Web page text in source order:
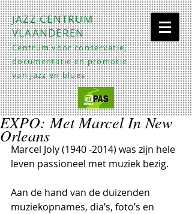
JAZZ CENTRUM
VLAANDEREN
Centrum voor conservatie,
documentatie en promotie
van jazz en blues
EXPO: Met Marcel In New
Orleans
Marcel Joly (1940 -2014) was zijn hele
leven passioneel met muziek bezig.
Aan de hand van de duizenden
muziekopnames, dia’s, foto’s en